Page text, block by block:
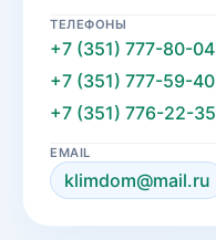
ТЕЛЕФОНЫ
+7 (351) 777-80-04
+7 (351) 777-59-40
+7 (351) 776-22-35
EMAIL
klimdom@mail.ru